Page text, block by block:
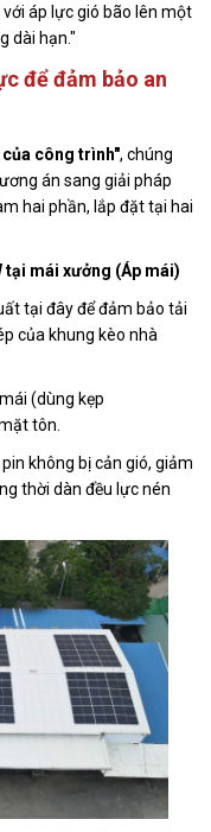
áp lực gió bão lên một
dài hạn."
để đảm bảo an
của công trình", chúng
án sang giải pháp
hai phần, lắp đặt tại hai
tại mái xưởng (Áp mái)
tại đây để đảm bảo tải
của khung kèo nhà
(dùng kẹp
tôn.
không bị cản gió, giảm
thời dàn đều lực nén